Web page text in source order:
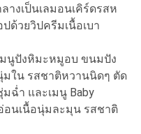
างเป็นเลมอนเคิร์ดรสห
ด้วยวิปครีมเนื้อเบา
มนูปังหิมะหมูอบ ขนมปัง
ใน รสชาติหวานนิดๆ ตัด
ฉ่ำ และเมนู Baby
อนเนื้อนุ่มละมุน รสชาติ